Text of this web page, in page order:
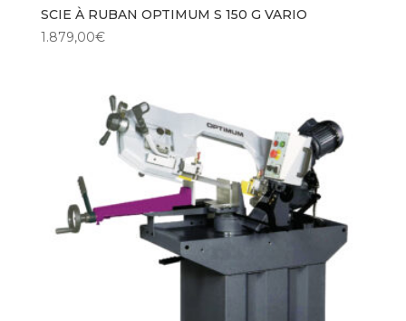
SCIE À RUBAN OPTIMUM S 150 G VARIO
1.879,00€